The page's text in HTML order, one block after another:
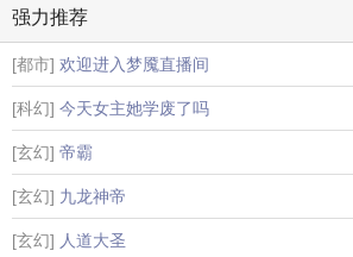
强力推荐
[都市] 欢迎进入梦魇直播间
[科幻] 今天女主她学废了吗
[玄幻] 帝霸
[玄幻] 九龙神帝
[玄幻] 人道大圣